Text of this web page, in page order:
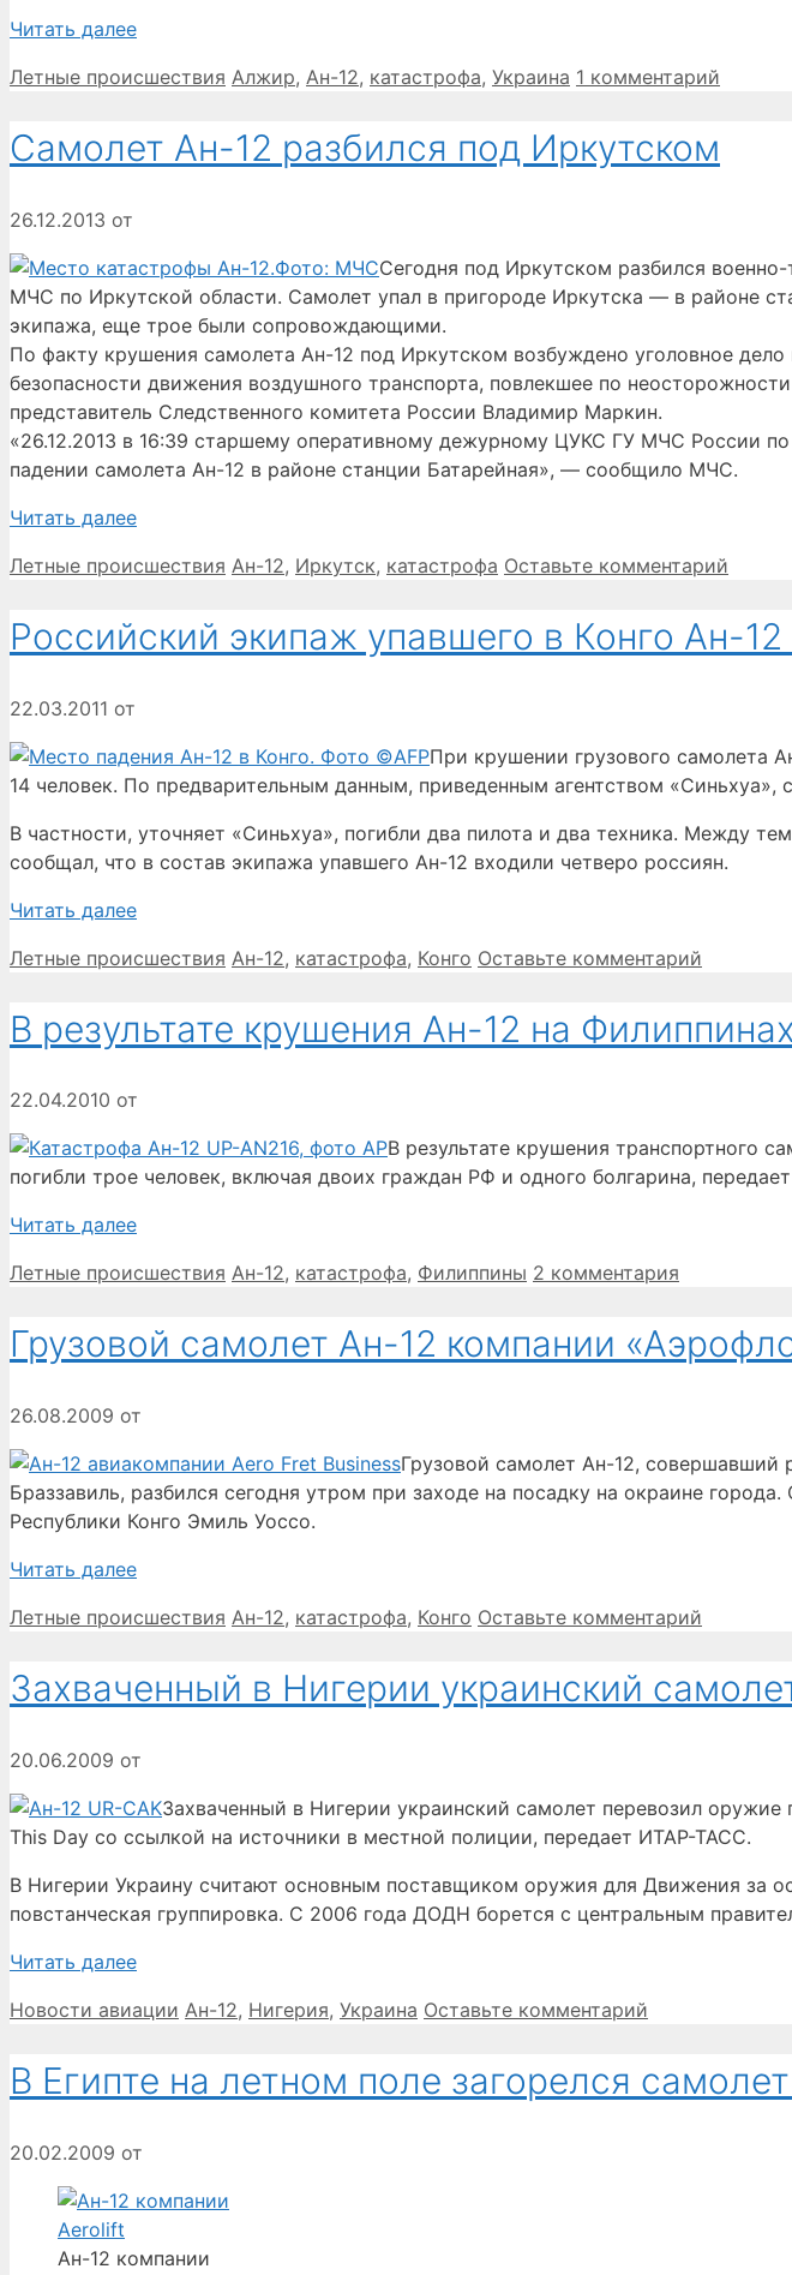
Читать далее
Рубрики
Летные происшествия Метки
Алжир, Ан-12, катастрофа, Украина 1 комментарий
Самолет Ан-12 разбился под Иркутском
26.12.2013 от
Сегодня под Иркутском разбился
МЧС по Иркутской области. Самолет упал в пригороде Иркутска — в районе
экипажа, еще трое были сопровождающими.
По факту крушения самолета Ан-12 под Иркутском возбуждено уголовное
безопасности движения воздушного транспорта, повлекшее по
представитель Следственного комитета России Владимир Маркин.
«26.12.2013 в 16:39 старшему оперативному дежурному ЦУКС ГУ МЧС России
падении самолета Ан-12 в районе станции Батарейная», — сообщило МЧС.
Читать далее
Рубрики
Летные происшествия Метки
Ан-12, Иркутск, катастрофа Оставьте комментарий
Российский экипаж упавшего в Конго Ан-12
22.03.2011 от
При крушении грузового самолета
14 человек. По предварительным данным, приведенным агентством
В частности, уточняет «Синьхуа», погибли два пилота и два техника. Между
сообщал, что в состав экипажа упавшего Ан-12 входили четверо россиян.
Читать далее
Рубрики
Летные происшествия Метки
Ан-12, катастрофа, Конго Оставьте комментарий
В результате крушения Ан-12 на
22.04.2010 от
В результате крушения транспортного
погибли трое человек, включая двоих граждан РФ и одного болгарина,
Читать далее
Рубрики
Летные происшествия Метки
Ан-12, катастрофа, Филиппины 2 комментария
Грузовой самолет Ан-12 компании
26.08.2009 от
Грузовой самолет Ан-12, совершавший
Браззавиль, разбился сегодня утром при заходе на посадку на окраине
Республики Конго Эмиль Уоссо.
Читать далее
Рубрики
Летные происшествия Метки
Ан-12, катастрофа, Конго Оставьте комментарий
Захваченный в Нигерии украинский
20.06.2009 от
Захваченный в Нигерии украинский самолет перевозил
This Day со ссылкой на источники в местной полиции, передает ИТАР-ТАСС.
В Нигерии Украину считают основным поставщиком оружия для Движения за
повстанческая группировка. С 2006 года ДОДН борется с центральным
Читать далее
Рубрики
Новости авиации Метки
Ан-12, Нигерия, Украина Оставьте комментарий
В Египте на летном поле загорелся
20.02.2009 от
Ан-12 компании